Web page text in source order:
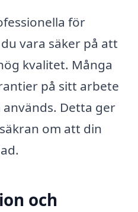
för
vara säker på att
kvalitet. Många
på sitt arbete
Detta ger
om att din
och